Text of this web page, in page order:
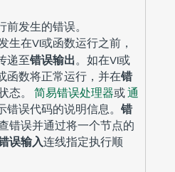
发生的错误。
生在VI或函数运行之前，
递至错误输出。如在VI或
函数将正常运行，并在错
态。 简易错误处理器或通
错误代码的说明信息。 错
错误并通过将一个节点的
误输入连线指定执行顺